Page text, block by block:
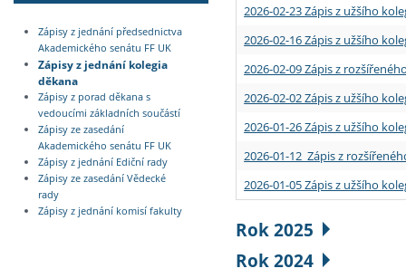
Zápisy z jednání předsednictva
Akademického senátu FF UK
Zápisy z jednání kolegia
děkana
Zápisy z porad děkana s
vedoucími základních součástí
Zápisy ze zasedání
Akademického senátu FF UK
Zápisy z jednání Ediční rady
Zápisy ze zasedání Vědecké
rady
Zápisy z jednání komisí fakulty
2026-02-23 Zápis z užšího
2026-02-16 Zápis z užšího
2026-02-09 Zápis z
2026-02-02 Zápis z užšího
2026-01-26 Zápis z užšího
2026-01-12 Zápis z
2026-01-05 Zápis z užšího
Rok 2025
Rok 2024